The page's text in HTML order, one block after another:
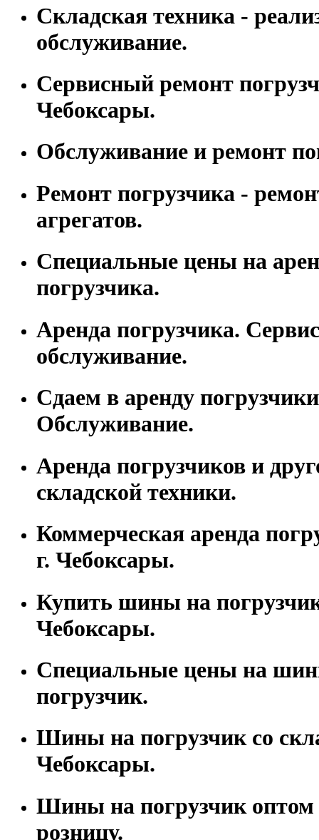
Складская техника -
обслуживание.
Сервисный ремонт
Чебоксары.
Обслуживание и ремонт
Ремонт погрузчика -
агрегатов.
Специальные цены на
погрузчика.
Аренда погрузчика.
обслуживание.
Сдаем в аренду
Обслуживание.
Аренда погрузчиков и
складской техники.
Коммерческая аренда
г. Чебоксары.
Купить шины на
Чебоксары.
Специальные цены на
погрузчик.
Шины на погрузчик со
Чебоксары.
Шины на погрузчик оптом
розницу.